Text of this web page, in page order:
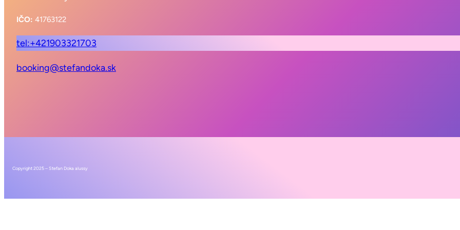
IČO: 41763122
tel:+421903321703
booking@stefandoka.sk
Copyright 2025 – Stefan Doka alussy